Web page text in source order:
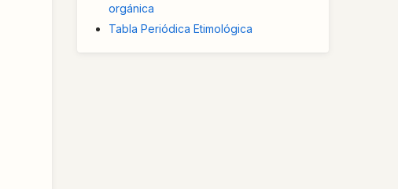
orgánica
Tabla Periódica Etimológica